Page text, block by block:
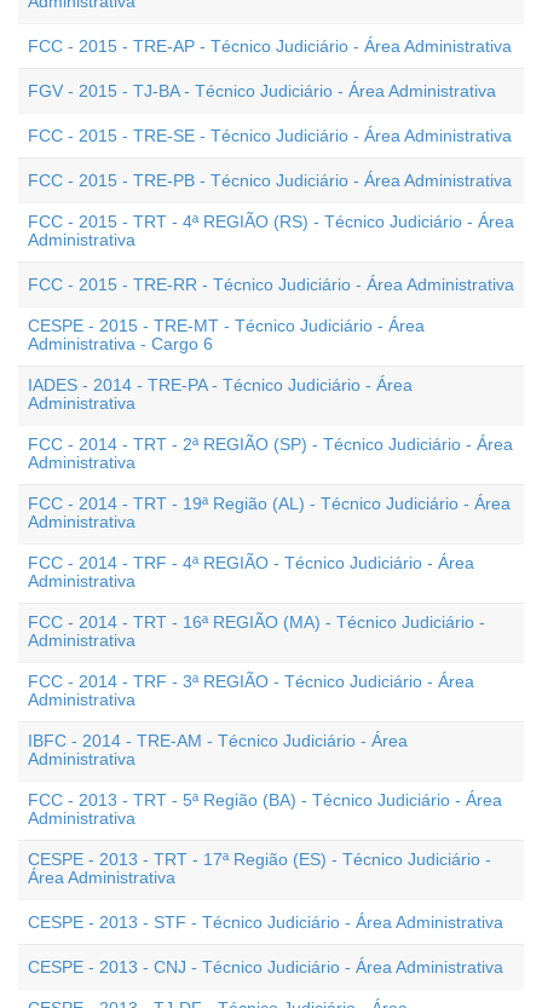
FCC - 2015 - TRE-AP - Técnico Judiciário - Área Administrativa
FGV - 2015 - TJ-BA - Técnico Judiciário - Área Administrativa
FCC - 2015 - TRE-SE - Técnico Judiciário - Área Administrativa
FCC - 2015 - TRE-PB - Técnico Judiciário - Área Administrativa
FCC - 2015 - TRT - 4ª REGIÃO (RS) - Técnico Judiciário - Área
Administrativa
FCC - 2015 - TRE-RR - Técnico Judiciário - Área Administrativa
CESPE - 2015 - TRE-MT - Técnico Judiciário - Área
Administrativa - Cargo 6
IADES - 2014 - TRE-PA - Técnico Judiciário - Área
Administrativa
FCC - 2014 - TRT - 2ª REGIÃO (SP) - Técnico Judiciário - Área
Administrativa
FCC - 2014 - TRT - 19ª Região (AL) - Técnico Judiciário - Área
Administrativa
FCC - 2014 - TRF - 4ª REGIÃO - Técnico Judiciário - Área
Administrativa
FCC - 2014 - TRT - 16ª REGIÃO (MA) - Técnico Judiciário -
Administrativa
FCC - 2014 - TRF - 3ª REGIÃO - Técnico Judiciário - Área
Administrativa
IBFC - 2014 - TRE-AM - Técnico Judiciário - Área
Administrativa
FCC - 2013 - TRT - 5ª Região (BA) - Técnico Judiciário - Área
Administrativa
CESPE - 2013 - TRT - 17ª Região (ES) - Técnico Judiciário -
Área Administrativa
CESPE - 2013 - STF - Técnico Judiciário - Área Administrativa
CESPE - 2013 - CNJ - Técnico Judiciário - Área Administrativa